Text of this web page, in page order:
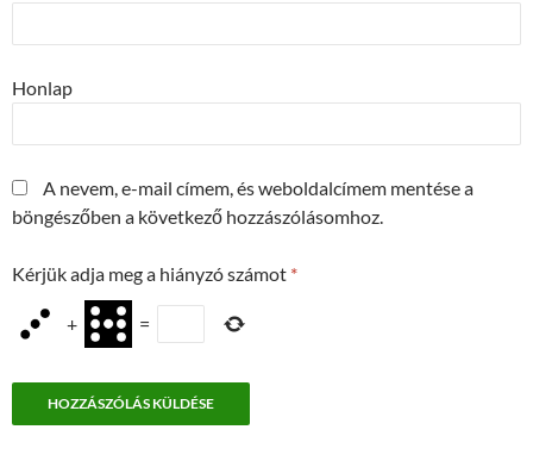
Honlap
A nevem, e-mail címem, és weboldalcímem mentése a
böngészőben a következő hozzászólásomhoz.
Kérjük adja meg a hiányzó számot *
+ =